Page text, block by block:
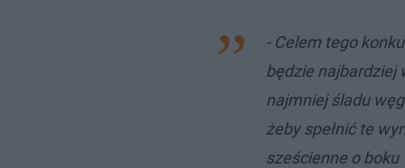
- Celem tego
będzie najbardziej
najmniej śladu
żeby spełnić te
sześcienne o